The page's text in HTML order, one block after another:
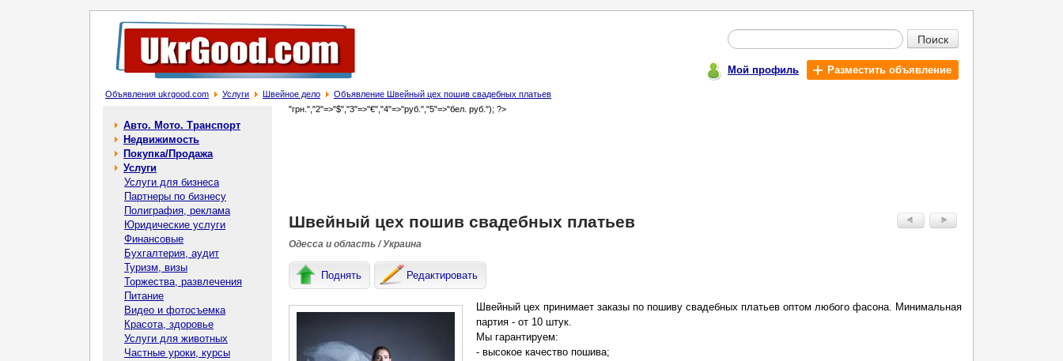
Поиск
Мой профиль Разместить объявление
Объявления ukrgood.com Услуги Швейное дело Объявление Швейный цех пошив свадебных платьев
Авто. Мото. Транспорт
Недвижимость
Покупка/Продажа
Услуги
Услуги для бизнеса
Партнеры по бизнесу
Полиграфия, реклама
Юридические услуги
Финансовые
Бухгалтерия, аудит
Туризм, визы
Торжества, развлечения
Питание
Видео и фотосъемка
Красота, здоровье
Услуги для животных
Частные уроки, курсы
"грн.","2"=>"$","3"=>"€","4"=>"руб.","5"=>"бел. руб."); ?>
Швейный цех пошив свадебных платьев
Одесса и область / Украина
Поднять Редактировать
Швейный цех принимает заказы по пошиву свадебных платьев оптом любого фасона. Минимальная
партия - от 10 штук.
Мы гарантируем:
- высокое качество пошива;